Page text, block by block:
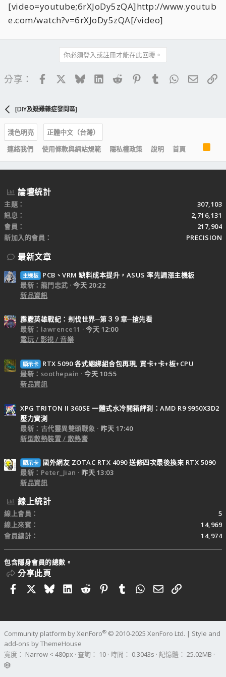
[video=youtube;6rXJoDy5zQA]http://www.youtub
e.com/watch?v=6rXJoDy5zQA[/video]
你必須登入或註冊才能在此回覆。
分享： FacebookBlueskyLinkedIn
Reddit PinterestTumblrWhatsApp
電子
[DIY及疑難雜症發問區]
淺色明亮
正體中文（台灣）
連絡我們
使用條款與網站規範 隱私權政策 說明 首頁
S
論壇統計
主題
307,103
訊息
2,716,131
會員
217,904
新加入的會員
PRECISION
最新文章
主機板
PCB、VRM 缺料成本提升，ASUS 率先調漲主機板
最新：龍門忠武
今天 20:22
新品資訊
霹靂英雄戰紀：刜伐世界─第３９章─搶先看
最新：lawrence11
今天 12:00
電玩 / 影視 / 音樂
顯示卡
RTX 5090 各式綑綁組合包再現, 買卡+卡+板+CPU
最新：soothepain
今天 10:55
新品資訊
XPG TRITON II 360SE 一體式水冷開箱評測：AMD R9 9950X3D2
壓力實測
最新：古代靈異雙頭戰象
昨天 17:40
新型散熱裝置 / 散熱膏
顯示卡
國外網友 ZOTAC RTX 4090 送修四次最後換來 RTX 5090
最新：Peter_Jian
昨天 13:03
新品資訊
線上統計
線上會員
5
線上來賓
14,969
會員總計
14,974
包含隱身會員的總數。
分享此頁
FacebookBlueskyLinkedIn
RedditPinterestTumblrWhatsApp
電子郵件
連結
Community platform by XenForo® © 2010-2025 XenForo Ltd. | Style and
add-ons by ThemeHouse
寬度
查詢 10 時間 0.3043s 記憶體 25.02MB